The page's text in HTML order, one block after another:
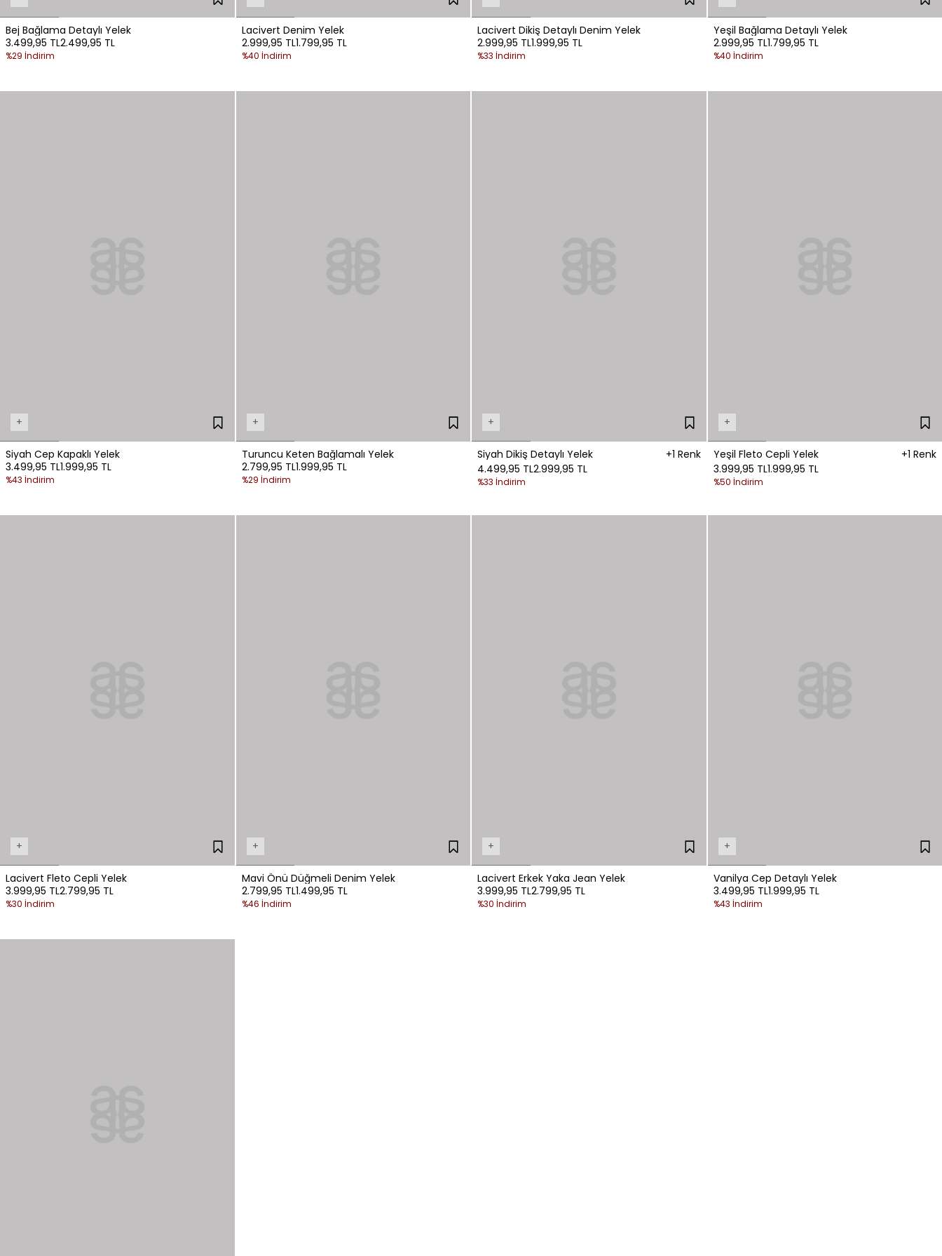
Bej Bağlama Detaylı Yelek
3.499,95 TL2.499,95 TL
%29 İndirim
Lacivert Denim Yelek
2.999,95 TL1.799,95 TL
%40 İndirim
Lacivert Dikiş Detaylı Denim Yelek
2.999,95 TL1.999,95 TL
%33 İndirim
Yeşil Bağlama Detaylı Yelek
2.999,95 TL1.799,95 TL
%40 İndirim
+
Siyah Cep Kapaklı Yelek
3.499,95 TL1.999,95 TL
%43 İndirim
+
Turuncu Keten Bağlamalı Yelek
2.799,95 TL1.999,95 TL
%29 İndirim
+
Siyah Dikiş Detaylı Yelek
+1 Renk
4.499,95 TL2.999,95 TL
%33 İndirim
+
Yeşil Fleto Cepli Yelek
+1 Renk
3.999,95 TL1.999,95 TL
%50 İndirim
+
Lacivert Fleto Cepli Yelek
3.999,95 TL2.799,95 TL
%30 İndirim
+
Mavi Önü Düğmeli Denim Yelek
2.799,95 TL1.499,95 TL
%46 İndirim
+
Lacivert Erkek Yaka Jean Yelek
3.999,95 TL2.799,95 TL
%30 İndirim
+
Vanilya Cep Detaylı Yelek
3.499,95 TL1.999,95 TL
%43 İndirim